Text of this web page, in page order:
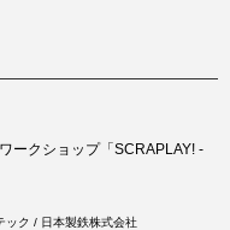
ークショップ「SCRAPLAY! -
ック / 日本製鉄株式会社